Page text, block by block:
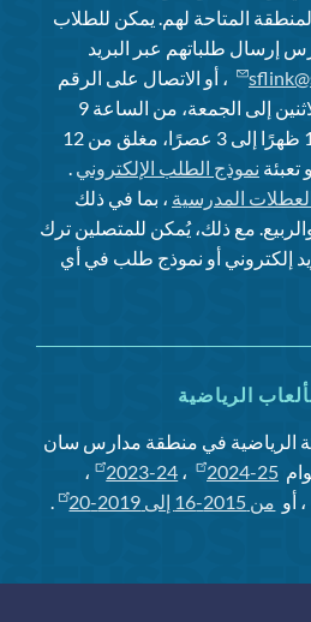
المتاحة لهم. يمكن للطلاب
إرسال طلباتهم عبر البريد
، أو الاتصال على الرقم
(من الاثنين إلى الجمعة، من الساعة 9
صباحًا إلى 12 ظهرًا ومن 1 ظهرًا إلى 3 عصرًا، مغلق من 12
نموذج الطلب الإلكتروني
المدرسية ، بما في ذلك
مع ذلك، يُمكن للمتصلين ترك
إلكتروني أو نموذج طلب في أي
الرياضية
الرياضية في منطقة مدارس سان
2024-25 ، 2023-24
،
، أو من 2015-16 إلى 2019-20